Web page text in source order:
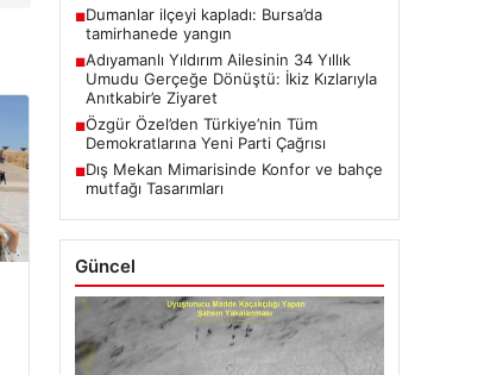
■Dumanlar ilçeyi kapladı: Bursa’da
tamirhanede yangın
■Adıyamanlı Yıldırım Ailesinin 34 Yıllık
Umudu Gerçeğe Dönüştü: İkiz Kızlarıyla
Anıtkabir’e Ziyaret
■Özgür Özel’den Türkiye’nin Tüm
Demokratlarına Yeni Parti Çağrısı
■Dış Mekan Mimarisinde Konfor ve bahçe
mutfağı Tasarımları
Güncel